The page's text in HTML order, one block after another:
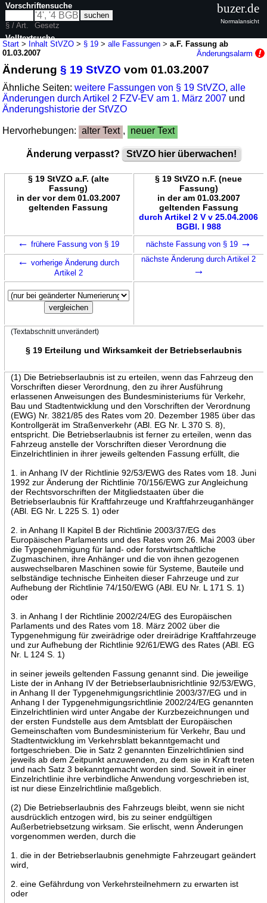
Start > Inhalt StVZO > § 19 >alle Fassungen >a.F. Fassung ab
01.03.2007
Änderungsalarm
Änderung§ 19 StVZO vom 01.03.2007
Ähnliche Seiten:weitere Fassungen von § 19 StVZO,alle
Änderungen durch Artikel 2 FZV-EV am 1. März 2007 und
Änderungshistorie der StVZO
Hervorhebungen: alter Text , neuer Text
Änderung verpasst? StVZO hier überwachen!
§ 19 StVZO a.F. (alte
Fassung)
in der vor dem 01.03.2007
geltenden Fassung
§ 19 StVZO n.F. (neue
Fassung)
in der am 01.03.2007
geltenden Fassung
durch Artikel 2 V v 25.04.2006
BGBl. I 988
← frühere Fassung von § 19 nächste Fassung von § 19 →
← vorherige Änderung durch
Artikel 2
nächste Änderung durch Artikel 2
→
(Textabschnitt unverändert)
§ 19 Erteilung und Wirksamkeit der Betriebserlaubnis
(1) Die Betriebserlaubnis ist zu erteilen, wenn das Fahrzeug den
Vorschriften dieser Verordnung, den zu ihrer Ausführung
erlassenen Anweisungen des Bundesministeriums für Verkehr,
Bau und Stadtentwicklung und den Vorschriften der Verordnung
(EWG) Nr. 3821/85 des Rates vom 20. Dezember 1985 über das
Kontrollgerät im Straßenverkehr (ABl. EG Nr. L 370 S. 8),
entspricht. Die Betriebserlaubnis ist ferner zu erteilen, wenn das
Fahrzeug anstelle der Vorschriften dieser Verordnung die
Einzelrichtlinien in ihrer jeweils geltenden Fassung erfüllt, die
1. in Anhang IV der Richtlinie 92/53/EWG des Rates vom 18. Juni
1992 zur Änderung der Richtlinie 70/156/EWG zur Angleichung
der Rechtsvorschriften der Mitgliedstaaten über die
Betriebserlaubnis für Kraftfahrzeuge und Kraftfahrzeuganhänger
(ABl. EG Nr. L 225 S. 1) oder
2. in Anhang II Kapitel B der Richtlinie 2003/37/EG des
Europäischen Parlaments und des Rates vom 26. Mai 2003 über
die Typgenehmigung für land- oder forstwirtschaftliche
Zugmaschinen, ihre Anhänger und die von ihnen gezogenen
auswechselbaren Maschinen sowie für Systeme, Bauteile und
selbständige technische Einheiten dieser Fahrzeuge und zur
Aufhebung der Richtlinie 74/150/EWG (ABl. EU Nr. L 171 S. 1)
oder
3. in Anhang I der Richtlinie 2002/24/EG des Europäischen
Parlaments und des Rates vom 18. März 2002 über die
Typgenehmigung für zweirädrige oder dreirädrige Kraftfahrzeuge
und zur Aufhebung der Richtlinie 92/61/EWG des Rates (ABl. EG
Nr. L 124 S. 1)
in seiner jeweils geltenden Fassung genannt sind. Die jeweilige
Liste der in Anhang IV der Betriebserlaubnisrichtlinie 92/53/EWG,
in Anhang II der Typgenehmigungsrichtlinie 2003/37/EG und in
Anhang I der Typgenehmigungsrichtlinie 2002/24/EG genannten
Einzelrichtlinien wird unter Angabe der Kurzbezeichnungen und
der ersten Fundstelle aus dem Amtsblatt der Europäischen
Gemeinschaften vom Bundesministerium für Verkehr, Bau und
Stadtentwicklung im Verkehrsblatt bekanntgemacht und
fortgeschrieben. Die in Satz 2 genannten Einzelrichtlinien sind
jeweils ab dem Zeitpunkt anzuwenden, zu dem sie in Kraft treten
und nach Satz 3 bekanntgemacht worden sind. Soweit in einer
Einzelrichtlinie ihre verbindliche Anwendung vorgeschrieben ist,
ist nur diese Einzelrichtlinie maßgeblich.
(2) Die Betriebserlaubnis des Fahrzeugs bleibt, wenn sie nicht
ausdrücklich entzogen wird, bis zu seiner endgültigen
Außerbetriebsetzung wirksam. Sie erlischt, wenn Änderungen
vorgenommen werden, durch die
1. die in der Betriebserlaubnis genehmigte Fahrzeugart geändert
wird,
2. eine Gefährdung von Verkehrsteilnehmern zu erwarten ist
oder
Vorschriftensuche
§ / Art.
Gesetz
Volltextsuche
buzer.de
Normalansicht